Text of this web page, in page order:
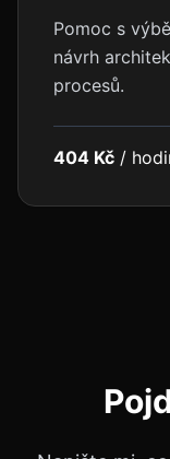
Pomoc s
návrh
procesů.
404 Kč /